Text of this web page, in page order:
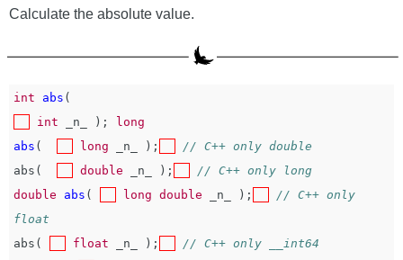
Calculate the absolute value.
int abs (
int
_n_ );
long
abs ( long _n_ );
// C++ only double
abs ( double _n_ );
// C++ only long
double
abs ( long double _n_ );
// C++ only
float
abs ( float _n_ );
// C++ only __int64